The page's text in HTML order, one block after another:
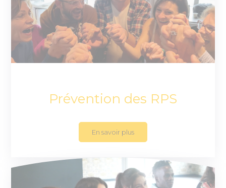
Prévention des RPS
En savoir plus